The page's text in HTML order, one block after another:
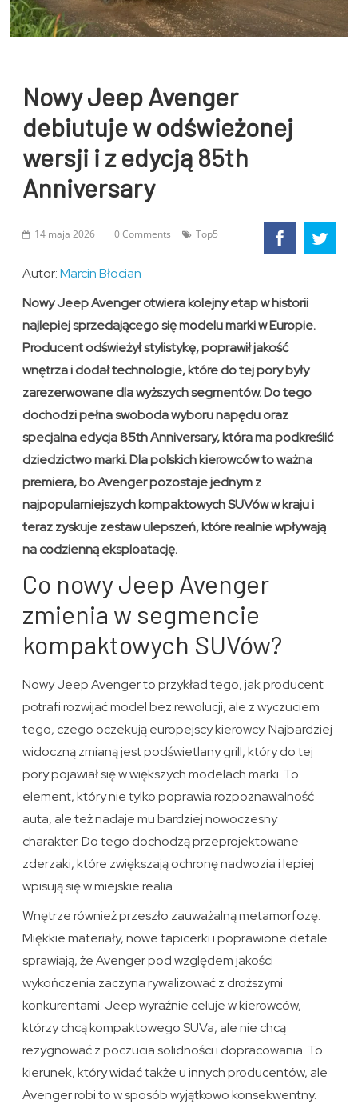
Nowy Jeep Avenger
debiutuje w odświeżonej
wersji i z edycją 85th
Anniversary
14 maja 2026 0 Comments Top5
Autor:Marcin Błocian
Nowy Jeep Avenger otwiera kolejny etap w historii
najlepiej sprzedającego się modelu marki w Europie.
Producent odświeżył stylistykę, poprawił jakość
wnętrza i dodał technologie, które do tej pory były
zarezerwowane dla wyższych segmentów. Do tego
dochodzi pełna swoboda wyboru napędu oraz
specjalna edycja 85th Anniversary, która ma podkreślić
dziedzictwo marki. Dla polskich kierowców to ważna
premiera, bo Avenger pozostaje jednym z
najpopularniejszych kompaktowych SUVów w kraju i
teraz zyskuje zestaw ulepszeń, które realnie wpływają
na codzienną eksploatację.
Co nowy Jeep Avenger
zmienia w segmencie
kompaktowych SUVów?
Nowy Jeep Avenger to przykład tego, jak producent
potrafi rozwijać model bez rewolucji, ale z wyczuciem
tego, czego oczekują europejscy kierowcy. Najbardziej
widoczną zmianą jest podświetlany grill, który do tej
pory pojawiał się w większych modelach marki. To
element, który nie tylko poprawia rozpoznawalność
auta, ale też nadaje mu bardziej nowoczesny
charakter. Do tego dochodzą przeprojektowane
zderzaki, które zwiększają ochronę nadwozia i lepiej
wpisują się w miejskie realia.
Wnętrze również przeszło zauważalną metamorfozę.
Miękkie materiały, nowe tapicerki i poprawione detale
sprawiają, że Avenger pod względem jakości
wykończenia zaczyna rywalizować z droższymi
konkurentami. Jeep wyraźnie celuje w kierowców,
którzy chcą kompaktowego SUVa, ale nie chcą
rezygnować z poczucia solidności i dopracowania. To
kierunek, który widać także u innych producentów, ale
Avenger robi to w sposób wyjątkowo konsekwentny.